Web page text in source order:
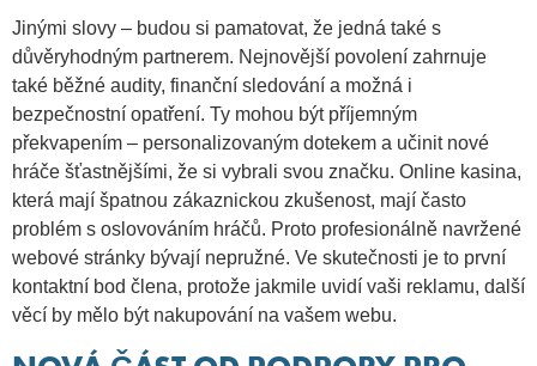
Jinými slovy – budou si pamatovat, že jedná také s
důvěryhodným partnerem. Nejnovější povolení zahrnuje
také běžné audity, finanční sledování a možná i
bezpečnostní opatření. Ty mohou být příjemným
překvapením – personalizovaným dotekem a učinit nové
hráče šťastnějšími, že si vybrali svou značku. Online kasina,
která mají špatnou zákaznickou zkušenost, mají často
problém s oslovováním hráčů. Proto profesionálně navržené
webové stránky bývají nepružné. Ve skutečnosti je to první
kontaktní bod člena, protože jakmile uvidí vaši reklamu, další
věcí by mělo být nakupování na vašem webu.